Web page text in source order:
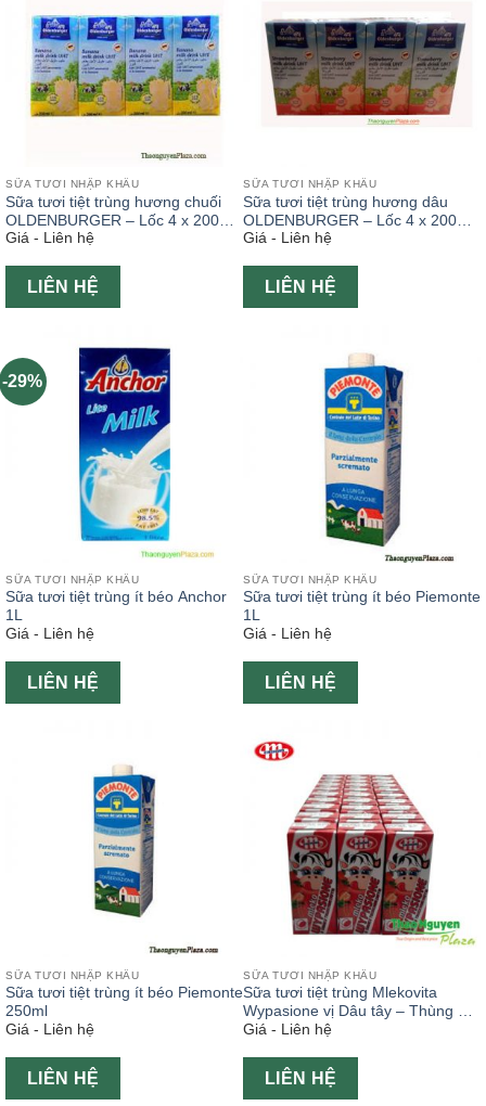
SỮA TƯƠI NHẬP KHẨU
Sữa tươi tiệt trùng hương chuối
OLDENBURGER – Lốc 4 x 200ml
( Sữa tươi ngoại)
Giá - Liên hệ
LIÊN HỆ
SỮA TƯƠI NHẬP KHẨU
Sữa tươi tiệt trùng hương dâu
OLDENBURGER – Lốc 4 x 200ml
( Sữa tươi ngoại )
Giá - Liên hệ
LIÊN HỆ
-29%
SỮA TƯƠI NHẬP KHẨU
Sữa tươi tiệt trùng ít béo Anchor
1L
Giá - Liên hệ
LIÊN HỆ
SỮA TƯƠI NHẬP KHẨU
Sữa tươi tiệt trùng ít béo Piemonte
1L
Giá - Liên hệ
LIÊN HỆ
SỮA TƯƠI NHẬP KHẨU
Sữa tươi tiệt trùng ít béo Piemonte
250ml
Giá - Liên hệ
LIÊN HỆ
SỮA TƯƠI NHẬP KHẨU
Sữa tươi tiệt trùng Mlekovita
Wypasione vị Dâu tây – Thùng 30
hộp x 200ml
Giá - Liên hệ
LIÊN HỆ